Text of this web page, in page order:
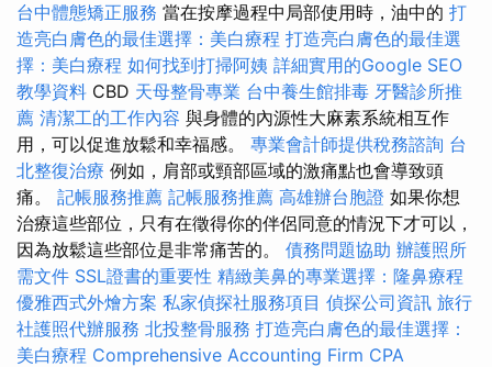
台中體態矯正服務 當在按摩過程中局部使用時，油中的 打
造亮白膚色的最佳選擇：美白療程 打造亮白膚色的最佳選
擇：美白療程 如何找到打掃阿姨 詳細實用的Google SEO
教學資料 CBD 天母整骨專業 台中養生館排毒 牙醫診所推
薦 清潔工的工作內容 與身體的內源性大麻素系統相互作
用，可以促進放鬆和幸福感。 專業會計師提供稅務諮詢 台
北整復治療 例如，肩部或頸部區域的激痛點也會導致頭
痛。 記帳服務推薦 記帳服務推薦 高雄辦台胞證 如果你想
治療這些部位，只有在徵得你的伴侶同意的情況下才可以，
因為放鬆這些部位是非常痛苦的。 債務問題協助 辦護照所
需文件 SSL證書的重要性 精緻美鼻的專業選擇：隆鼻療程
優雅西式外燴方案 私家偵探社服務項目 偵探公司資訊 旅行
社護照代辦服務 北投整骨服務 打造亮白膚色的最佳選擇：
美白療程 Comprehensive Accounting Firm CPA